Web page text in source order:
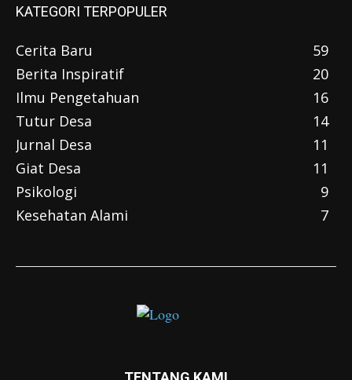
KATEGORI TERPOPULER
Cerita Baru
59
Berita Inspiratif
20
Ilmu Pengetahuan
16
Tutur Desa
14
Jurnal Desa
11
Giat Desa
11
Psikologi
9
Kesehatan Alami
7